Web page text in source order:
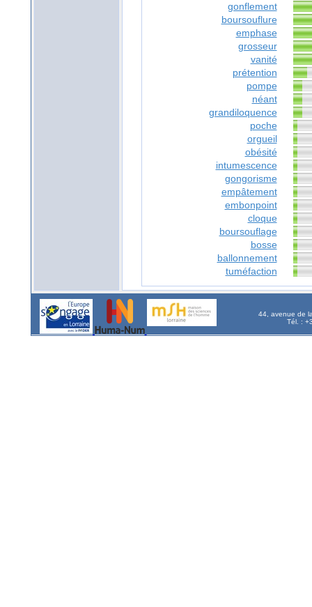
gonflement
boursouflure
emphase
grosseur
vanité
prétention
pompe
néant
grandiloquence
poche
orgueil
obésité
intumescence
gongorisme
empâtement
embonpoint
cloque
boursouflage
bosse
ballonnement
tuméfaction
44, avenue de
Tél. :